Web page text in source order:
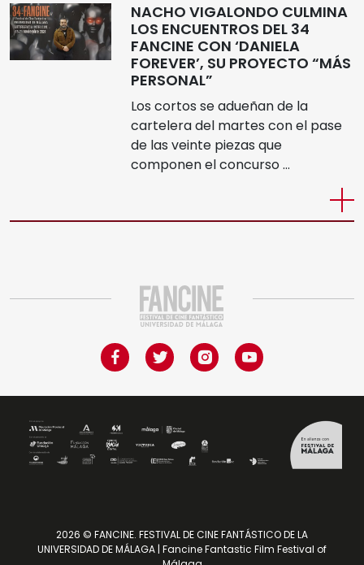
NACHO VIGALONDO CULMINA
LOS ENCUENTROS DEL 34
FANCINE CON ‘DANIELA
FOREVER’, SU PROYECTO “MÁS
PERSONAL”
Los cortos se adueñan de la
cartelera del martes con el pase
de las veinte piezas que
componen el concurso …
2026 © FANCINE. FESTIVAL DE CINE FANTÁSTICO DE LA
UNIVERSIDAD DE MÁLAGA | Fancine Fantastic Film Festival of